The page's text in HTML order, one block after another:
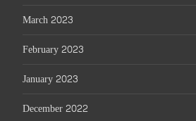
March 2023
February 2023
January 2023
December 2022